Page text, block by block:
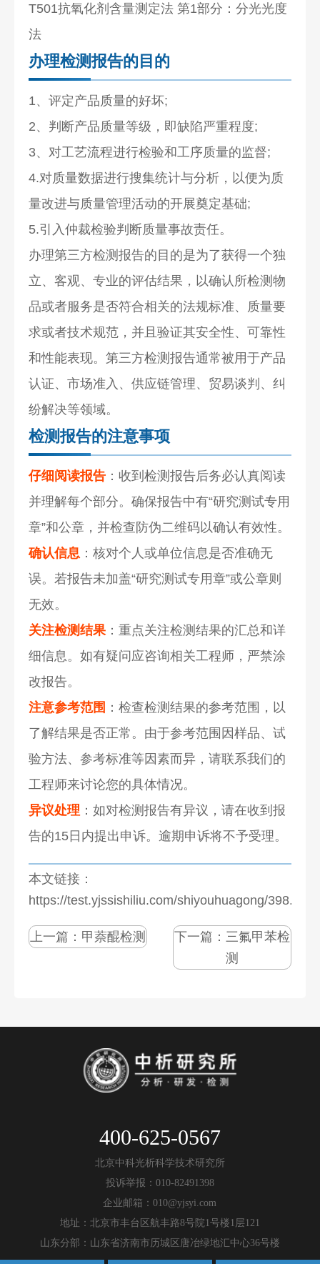
T501抗氧化剂含量测定法 第1部分：分光光度
法
办理检测报告的目的
1、评定产品质量的好坏;
2、判断产品质量等级，即缺陷严重程度;
3、对工艺流程进行检验和工序质量的监督;
4.对质量数据进行搜集统计与分析，以便为质
量改进与质量管理活动的开展奠定基础;
5.引入仲裁检验判断质量事故责任。
办理第三方检测报告的目的是为了获得一个独
立、客观、专业的评估结果，以确认所检测物
品或者服务是否符合相关的法规标准、质量要
求或者技术规范，并且验证其安全性、可靠性
和性能表现。第三方检测报告通常被用于产品
认证、市场准入、供应链管理、贸易谈判、纠
纷解决等领域。
检测报告的注意事项
仔细阅读报告 ：收到检测报告后务必认真阅读
并理解每个部分。确保报告中有“研究测试专用
章”和公章，并检查防伪二维码以确认有效性。
确认信息 ：核对个人或单位信息是否准确无
误。若报告未加盖“研究测试专用章”或公章则
无效。
关注检测结果 ：重点关注检测结果的汇总和详
细信息。如有疑问应咨询相关工程师，严禁涂
改报告。
注意参考范围 ：检查检测结果的参考范围，以
了解结果是否正常。由于参考范围因样品、试
验方法、参考标准等因素而异，请联系我们的
工程师来讨论您的具体情况。
异议处理 ：如对检测报告有异议，请在收到报
告的15日内提出申诉。逾期申诉将不予受理。
本文链接：
https://test.yjssishiliu.com/shiyouhuagong/398.html
上一篇： 甲萘醌检测 下一篇： 三氟甲苯检
测
400-625-0567
北京中科光析科学技术研究所
投诉举报：010-82491398
企业邮箱：010@yjsyi.com
地址：北京市丰台区航丰路8号院1号楼1层121
山东分部：山东省济南市历城区唐冶绿地汇中心36号楼